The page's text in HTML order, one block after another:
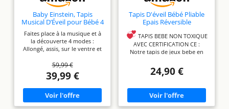
Baby Einstein, Tapis
Musical D’Éveil pour Bébé 4
en 1 Kickin' Tunes avec
Piano, 70+ sons, 25+ min
de musique et lumières,
arche de jeu,7 jouets
langues, dès la naissance
Faites place à la musique et à
la découverte 4 modes :
Allongé, assis, sur le ventre et
activités et plus de 25 minutes
de musique Inclut 7 jouets
amovibles, dont un piano
magic touch et un coussin de
maintien Livré dans un
emballage complètement
59,99 €
39,99 €
Tapis D'éveil Bébé Pliable
Epais Réversible
120x180x1cm - Tapis De Jeu
Pour Enfant Bebe - Tapis
De Sol XXL En Mousse -
Tapis De Motricité
Développement Sensoriel -
Cadeau Naissance Bébé
TAPIS BEBE NON TOXIQUE
AVEC CERTIFICATION CE :
Notre tapis de jeux bebe en
formamide ni phtalates et sans
BPA. Il respecte ainsi les
MULTI USAGE Tapis de parc,
Tapis d eveil bebe, Tapis de
24,90 €